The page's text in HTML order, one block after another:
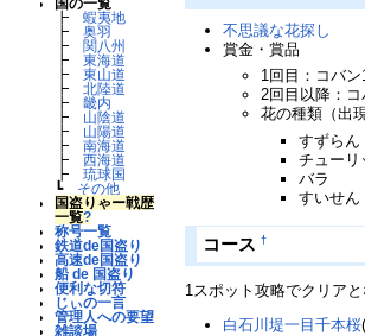
国の一覧
┣ 蝦夷地
┣ 奥羽
┣
関八州
┣ 東海道
┣ 東山道
┣ 北陸道
┣ 畿内
┣
山陰道
┣
山陽道
┣ 南海道
┣ 西海道
┣ 琉球国
┗
その他
国盗りゃー戦歴
一覧?
称号一覧
鉄道de国盗り
高速de国盗り
船 de 国盗り
便利な切符
じぃの一言
管理人への要望
雑談場
不思議な花探し
賞金・賞品
1回目：コバ
2回目以降：
花の種類（出
すずらん
チューリ
バラ
すいせん
コース †
1スポット攻略でクリアと
白石川堤一目千本桜